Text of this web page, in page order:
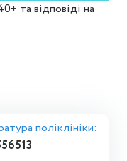
та відповіді на
поліклініки: